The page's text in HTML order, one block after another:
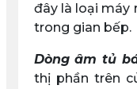
đây là loại máy
trong gian bếp.
Dòng âm tủ
thị phần trên